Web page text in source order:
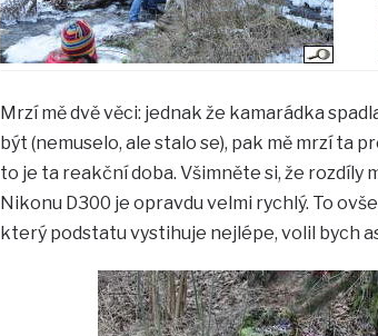
Mrzí mě dvě věci: jednak že kamarádka
být (nemuselo, ale stalo se), pak mě mrzí ta
to je ta reakční doba. Všimněte si, že rozdíly
Nikonu D300 je opravdu velmi rychlý. To
který podstatu vystihuje nejlépe, volil bych